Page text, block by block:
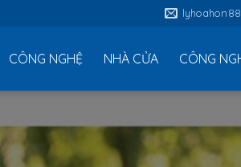
CÔNG NGHỆ NHÀ CỬA CÔNG